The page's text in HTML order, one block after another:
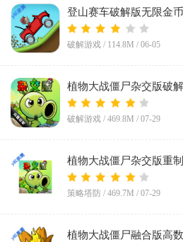
登山赛车破解版无限金
破解游戏 / 114.8M / 06-05
植物大战僵尸杂交版破
(Plants vs Zombies Super
破解游戏 / 469.8M / 07-29
植物大战僵尸杂交版重
v0.25.5
策略塔防 / 469.7M / 07-29
植物大战僵尸融合版高